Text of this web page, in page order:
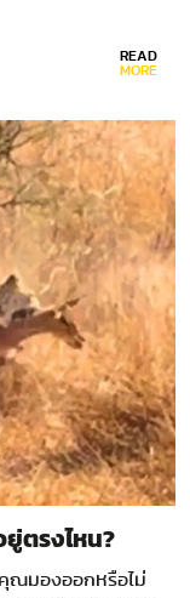
READ
MORE
ตรงไหน?
ณมองออกหรือไม่